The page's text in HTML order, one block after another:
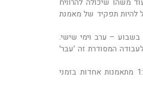
להיות תפקיד של מאמנת
בשבוע – ערב וימי שישי.
המסודרת זה 'עבר'
אחרי חצי שנה סיימתי את הלימודים והתחלתי לאמן 1:1 מתאמנות אחדות בזמני